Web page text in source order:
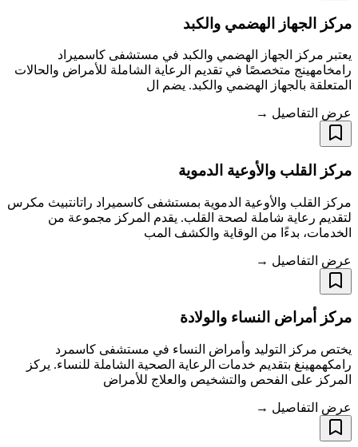
مركز الجهاز الهضمي والكبد​​​​​​​
يعتبر مركز الجهاز الهضمي والكبد في مستشفى كاسميراد
رامخامهينج متخصصًا في تقديم الرعاية الشاملة للأمراض والحالات
المتعلقة بالجهاز الهضمي والكبد. يضم ال
عرض التفاصيل →
مركز القلب والأوعية الدموية
مركز القلب والأوعية الدموية بمستشفى كاسميراد راتانتبيث مكرس
لتقديم رعاية شاملة لصحة القلب. يقدم المركز مجموعة من
الخدمات، بدءًا من الوقاية والكشف المب
عرض التفاصيل →
مركز أمراض النساء والولادة
يختص مركز التوليد وأمراض النساء في مستشفى كاسمرد
رامكهمهينغ بتقديم خدمات الرعاية الصحية الشاملة للنساء. يركز
المركز على الفحص والتشخيص والعلاج للأمراض
عرض التفاصيل →